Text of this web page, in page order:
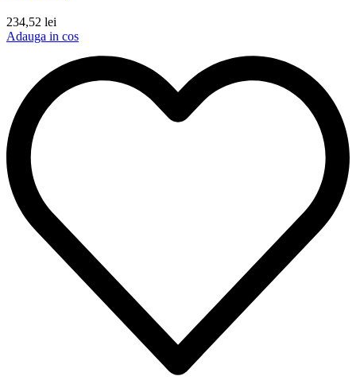
234,52 lei
Adauga in cos